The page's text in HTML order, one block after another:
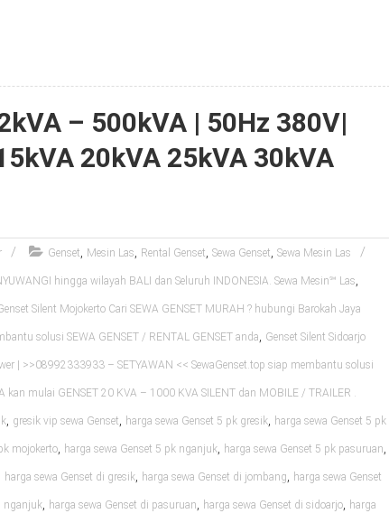
– 500kVA | 50Hz 380V|
20kVA 25kVA 30kVA
Genset, Mesin Las, Rental Genset, Sewa Genset, Sewa Mesin Las
hingga wilayah BALI dan Seluruh INDONESIA. Sewa Mesin℠ Las,
Silent Mojokerto Cari SEWA GENSET MURAH ? hubungi Barokah Jaya
solusi SEWA GENSET / RENTAL GENSET anda, Genset Silent Sidoarjo
| >>08992333933 – SETYAWAN << SewaGenset.top siap membantu solusi
kan mulai GENSET 20 KVA – 1000 KVA SILENT dan MOBILE / TRAILER .
, gresik vip sewa Genset, harga sewa Genset 5 pk gresik, harga sewa Genset 5 pk
mojokerto, harga sewa Genset 5 pk nganjuk, harga sewa Genset 5 pk pasuruan,
harga sewa Genset di gresik, harga sewa Genset di jombang, harga sewa Genset
nganjuk, harga sewa Genset di pasuruan, harga sewa Genset di sidoarjo, harga